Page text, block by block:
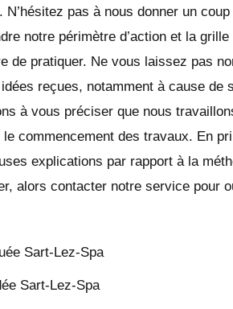
pas à nous donner un coup
notre périmètre d’action et la
de pratiquer. Ne vous laissez pas
reçues, notamment à cause de
à vous préciser que nous
le commencement des travaux. En
explications par rapport à la
alors contacter notre service pour
Sart-Lez-Spa
Sart-Lez-Spa